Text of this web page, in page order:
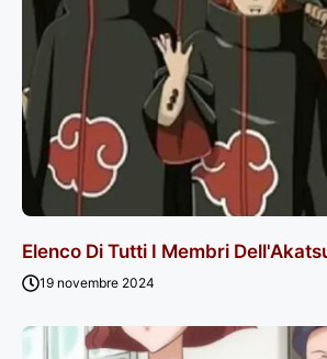
Elenco Di Tutti I Membri
19 novembre 2024